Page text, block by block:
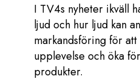
I TV4s nyheter ikväll
ljud och hur ljud kan
markandsföring för
upplevelse och öka
produkter.